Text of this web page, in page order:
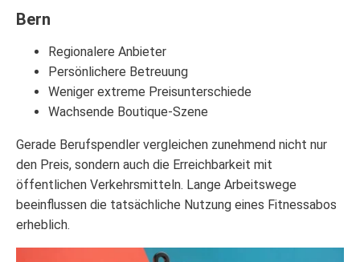
Bern
Regionalere Anbieter
Persönlichere Betreuung
Weniger extreme Preisunterschiede
Wachsende Boutique-Szene
Gerade Berufspendler vergleichen zunehmend nicht nur
den Preis, sondern auch die Erreichbarkeit mit
öffentlichen Verkehrsmitteln. Lange Arbeitswege
beeinflussen die tatsächliche Nutzung eines Fitnessabos
erheblich.